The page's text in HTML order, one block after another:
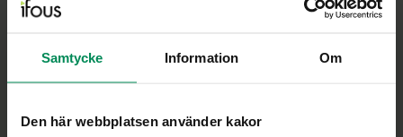
Samtycke Information Om
Den här webbplatsen använder kakor
Minskar gapet mellan praktik och forskning
en utbildning som vilar på vetenskaplig grund och